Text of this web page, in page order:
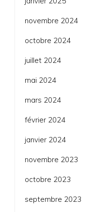
novembre 2024
octobre 2024
juillet 2024
mai 2024
mars 2024
février 2024
janvier 2024
novembre 2023
octobre 2023
septembre 2023